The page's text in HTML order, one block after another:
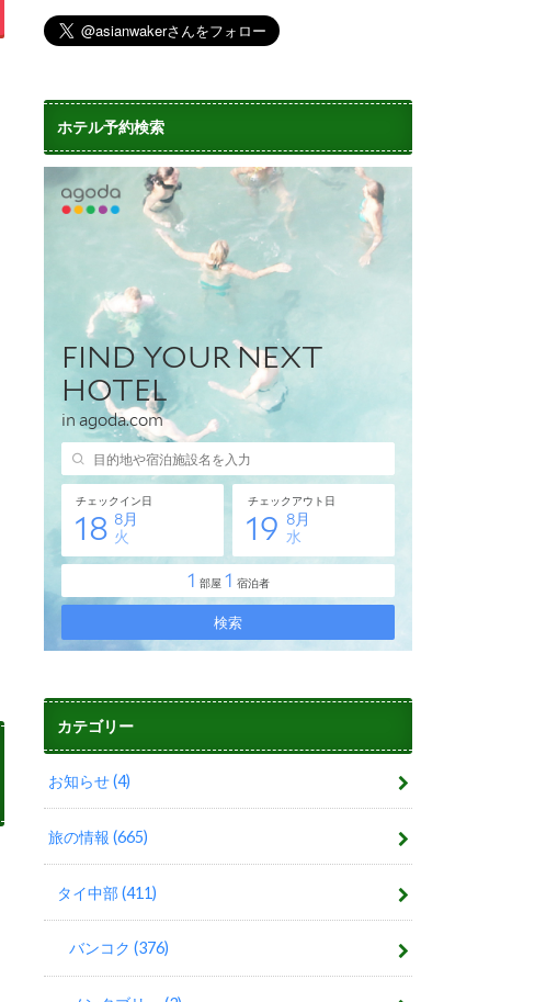
ホテル予約検索
カテゴリー
お知らせ(4)
旅の情報(665)
タイ中部(411)
バンコク(376)